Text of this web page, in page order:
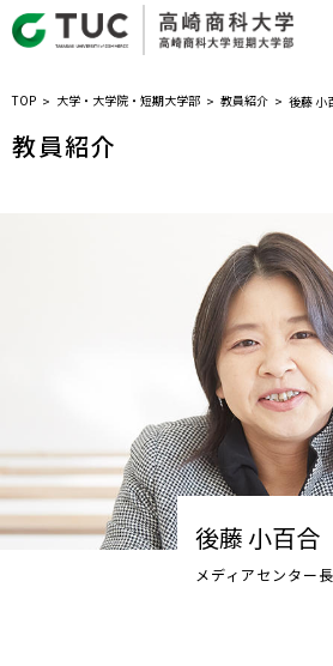
TOP 大学・大学院・短期大学部 教員紹介 後藤 小
教員紹介
後藤 小百合
メディアセンター長